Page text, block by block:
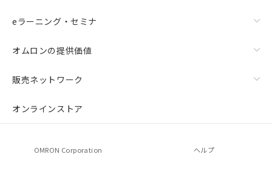
eラーニング・セミナ
オムロンの提供価値
販売ネットワーク
オンラインストア
OMRON Corporation ヘルプ